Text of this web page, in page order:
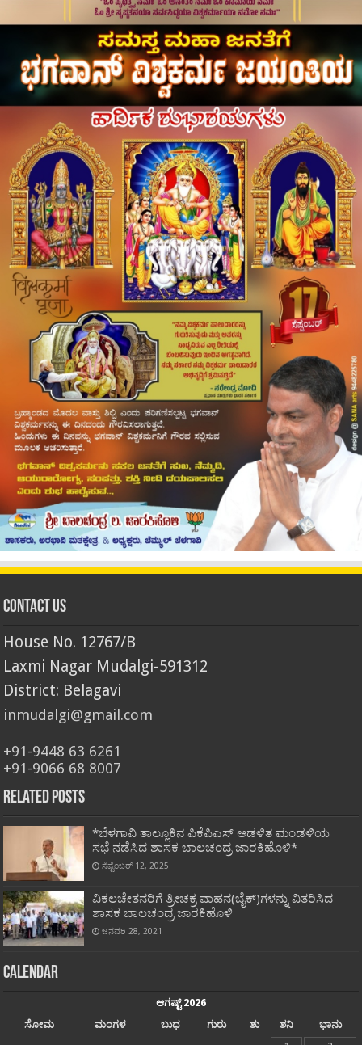
Contact Us
House No. 12767/B
Laxmi Nagar Mudalgi-591312
District: Belagavi
inmudalgi@gmail.com
+91-9448 63 6261
+91-9066 68 8007
Related Posts
*ಬೆಳಗಾವಿ ತಾಲ್ಲೂಕಿನ ಪಿಕೆಪಿಎಸ್ ಆಡಳಿತ ಮಂಡಳಿಯ
ಸಭೆ ನಡೆಸಿದ ಶಾಸಕ ಬಾಲಚಂದ್ರ ಜಾರಕಿಹೊಳಿ*
ಸೆಪ್ಟೆಂಬರ್ 12, 2025
ವಿಕಲಚೇತನರಿಗೆ ತ್ರೀಚಕ್ರ ವಾಹನ(ಬೈಕ್)ಗಳನ್ನು ವಿತರಿಸಿದ
ಶಾಸಕ ಬಾಲಚಂದ್ರ ಜಾರಕಿಹೊಳಿ
ಜನವರಿ 28, 2021
Calendar
ಆಗಷ್ಟ್ 2026
ಸೋಮ
ಮಂಗಳ ಬುಧ ಗುರು ಶು ಶನಿ
ಭಾನು